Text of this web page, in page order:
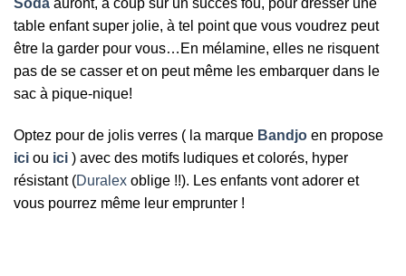
Soda auront, à coup sur un succès fou, pour dresser une
table enfant super jolie, à tel point que vous voudrez peut
être la garder pour vous…En mélamine, elles ne risquent
pas de se casser et on peut même les embarquer dans le
sac à pique-nique!
Optez pour de jolis verres ( la marque Bandjo en propose
ici ou ici ) avec des motifs ludiques et colorés, hyper
résistant (Duralex oblige !!). Les enfants vont adorer et
vous pourrez même leur emprunter !